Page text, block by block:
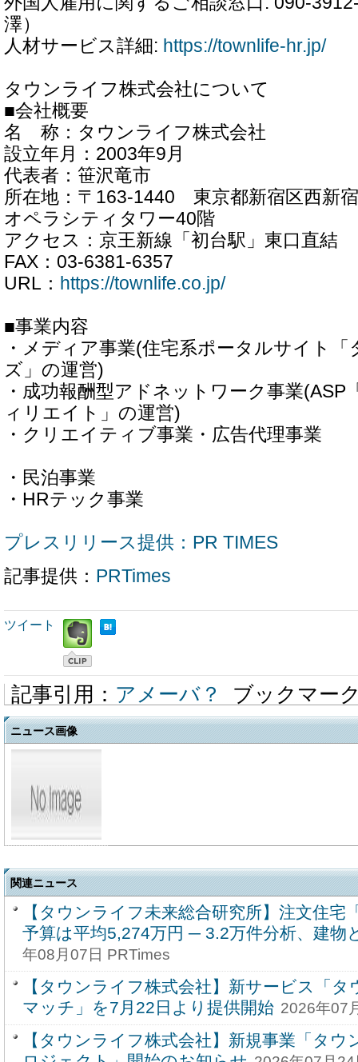
澤）
人材サービス詳細: https://townlife-hr.jp/
タウンライフ株式会社について
■会社概要
名 称：タウンライフ株式会社
設立年月：2003年9月
代表者：笹沢竜市
所在地：〒163-1440 東京都新宿区西新
オペラシティタワー40階
アクセス：京王新線「初台駅」東口直結
FAX：03-6381-6357
URL： https://townlife.co.jp/
■事業内容
・メディア事業(住宅系ポータルサイト
ズ」の運営)
・成功報酬型アドネットワーク事業
ィリエイト」の運営)
・クリエイティブ事業・
・民泊事
・HRテック事業
プレスリリース提供：PR TIMES
記事提供： PRTimes
ツイート
記事引用： アメーバ？ ブックマー
ニュース画像
関連ニュース
【タウンライフ未来総合研究所】注文住宅
予算は平均5,274万円 ─ 3.2万件分析、建物
年08月07日 PRTimes
【タウンライフ株式会社】新サービス「
マッチ」を7月22日より提供開始 2026年07
【タウンライフ株式会社】新規事業「タ